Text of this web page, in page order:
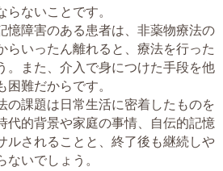
ないことです。
憶障害のある患者は、非薬物療法の
らいったん離れると、療法を行った
。また、介入で身につけた手段を他
難だからです。
の課題は日常生活に密着したものを
代的背景や家庭の事情、自伝的記憶
ルされることと、終了後も継続しや
いでしょう。